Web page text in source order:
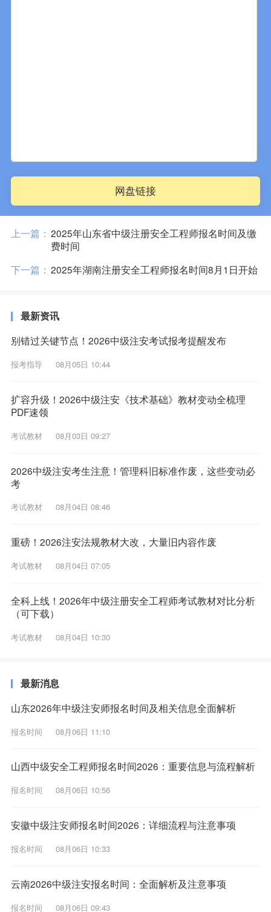
网盘链接
上一篇： 2025年山东省中级注册安全工程师报名时间及缴
费时间
下一篇： 2025年湖南注册安全工程师报名时间8月1日开始
最新资讯
别错过关键节点！2026中级注安考试报考提醒发布
报考指导 08月05日 10:44
扩容升级！2026中级注安《技术基础》教材变动全梳理
PDF速领
考试教材 08月03日 09:27
2026中级注安考生注意！管理科旧标准作废，这些变动必
考
考试教材 08月04日 08:46
重磅！2026注安法规教材大改，大量旧内容作废
考试教材 08月04日 07:05
全科上线！2026年中级注册安全工程师考试教材对比分析
（可下载）
考试教材 08月04日 10:30
最新消息
山东2026年中级注安师报名时间及相关信息全面解析
报名时间 08月06日 11:10
山西中级安全工程师报名时间2026：重要信息与流程解析
报名时间 08月06日 10:56
安徽中级注安师报名时间2026：详细流程与注意事项
报名时间 08月06日 10:33
云南2026中级注安报名时间：全面解析及注意事项
报名时间 08月06日 09:43